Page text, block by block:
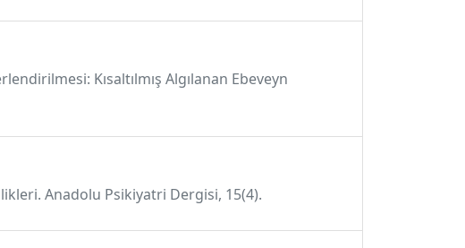
Kısaltılmış Algılanan Ebeveyn
Anadolu Psikiyatri Dergisi, 15(4).